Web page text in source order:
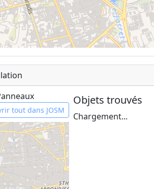
tout dans JOSM
Objets trouvés
Chargement...